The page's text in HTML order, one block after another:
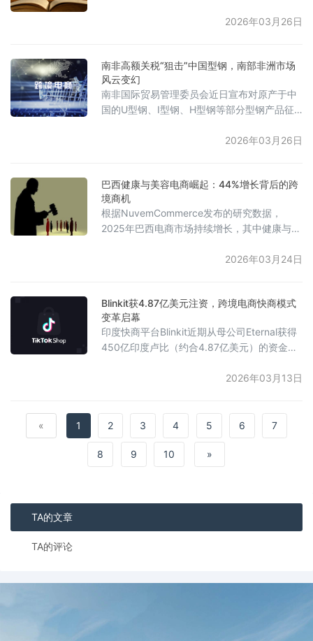
年巴西活跃在线商店数量首次出现下降，从
运营要求提升后的自然出清与整合。市场结构
呈现出三大新趋势：一是高度地理集中，圣保
罗州占据了全国近58%的网店；二是产品向低
客单价倾斜，主要销售
2026年03月26日
南非高额关税“狙击”中国型钢，南部非洲市场
风云变幻
南非国际贸易管理委员会近日宣布对原产于中
国的U型钢、I型钢、H型钢等部分型钢产品征
非洲关税同盟的所有五个成员国。此前的调查
国台湾地区及日本的特定热轧合金钢扁轧制品
作出反倾销肯定性终裁，多家中国钢企将分别
面临6.99%至47.92%不等的反倾销税。南非钢
铁企业表示，高额进口
2026年03月26日
巴西健康与美容电商崛起：44%增长背后的跨
境商机
根据NuvemCommerce发布的研究数据，
2025年巴西电商市场持续增长，其中健康与美
尔，同比增长44%，成为仅次于时尚类目的高
该模式有助于品牌更好地掌控利润、用户体验
及创新节奏。同时，巴西在2025年已成为全球
第三大化妆品市场，预计到2030年将保持约
8%的年均增长，
2026年03月24日
Blinkit获4.87亿美元注资，跨境电商快商模式
变革启幕
印度快商平台Blinkit近期从母公司Eternal获得
450亿印度卢比（约合4.87亿美元）的资金注
资，此前在2025年已向该业务投入2860亿卢
利润空间，并改善单位经济效益，使其佣金率
接近竞争对手Zepto（约23%）。此外，资金
还将用于业务扩张，计
2026年03月13日
« 1 2 3 4 5 6 7
8 9 10 »
TA的文章
TA的评论